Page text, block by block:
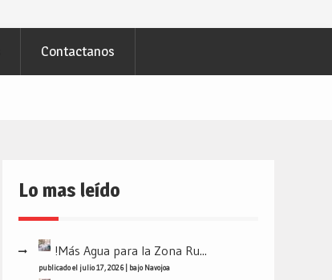
Contactanos
Lo mas leído
!Más Agua para la Zona Ru...
publicado el julio 17, 2026| bajoNavojoa